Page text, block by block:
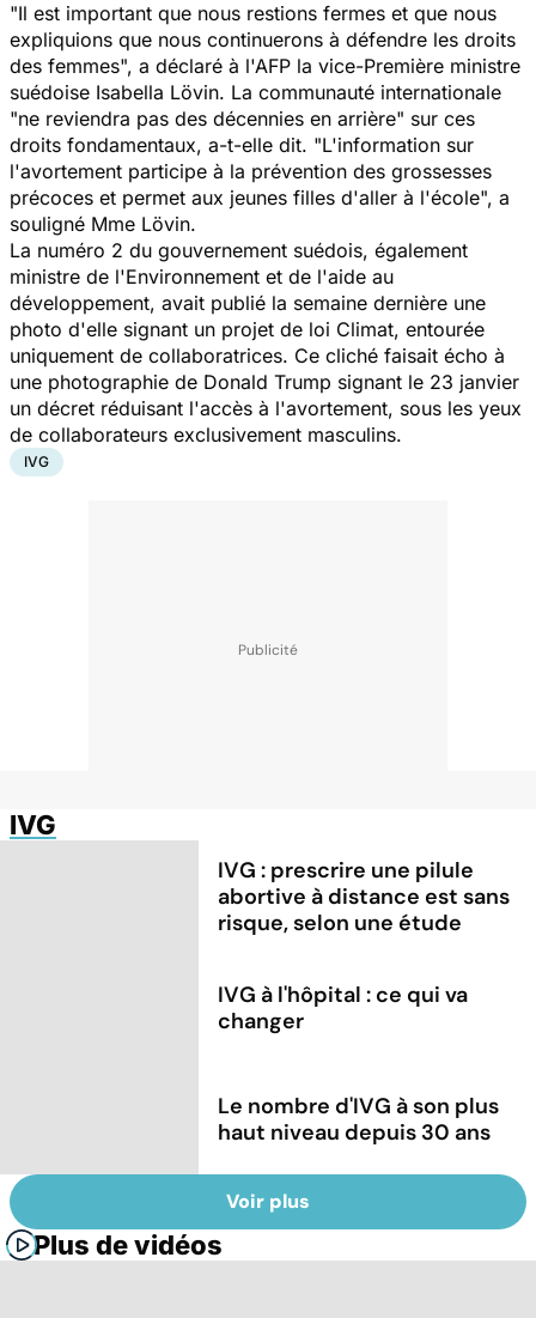
"Il est important que nous restions fermes et que nous
expliquions que nous continuerons à défendre les droits
des femmes", a déclaré à l'AFP la vice-Première ministre
suédoise Isabella Lövin. La communauté internationale
"ne reviendra pas des décennies en arrière" sur ces
droits fondamentaux, a-t-elle dit. "L'information sur
l'avortement participe à la prévention des grossesses
précoces et permet aux jeunes filles d'aller à l'école", a
souligné Mme Lövin.
La numéro 2 du gouvernement suédois, également
ministre de l'Environnement et de l'aide au
développement, avait publié la semaine dernière une
photo d'elle signant un projet de loi Climat, entourée
uniquement de collaboratrices. Ce cliché faisait écho à
une photographie de Donald Trump signant le 23 janvier
un décret réduisant l'accès à l'avortement, sous les yeux
de collaborateurs exclusivement masculins.
IVG
IVG
IVG : prescrire une pilule
abortive à distance est sans
risque, selon une étude
IVG à l'hôpital : ce qui va
changer
Le nombre d'IVG à son plus
haut niveau depuis 30 ans
Voir plus
Plus de vidéos